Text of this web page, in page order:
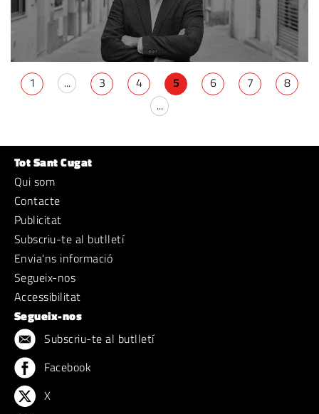
1 ... 3 4 5 6 7
8
...
Tot Sant Cugat
Qui som
Contacte
Publicitat
Subscriu-te al butlletí
Envia'ns informació
Segueix-nos
Accessibilitat
Segueix-nos
Subscriu-te al butlletí
Facebook
X